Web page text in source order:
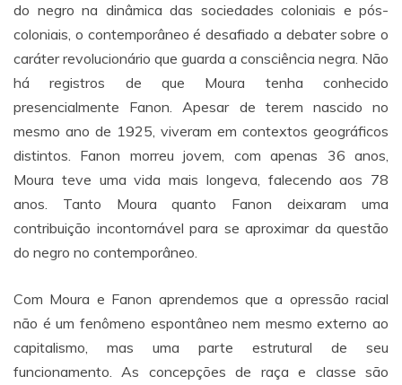
do negro na dinâmica das sociedades coloniais e pós-
coloniais, o contemporâneo é desafiado a debater sobre o
caráter revolucionário que guarda a consciência negra. Não
há registros de que Moura tenha conhecido
presencialmente Fanon. Apesar de terem nascido no
mesmo ano de 1925, viveram em contextos geográficos
distintos. Fanon morreu jovem, com apenas 36 anos,
Moura teve uma vida mais longeva, falecendo aos 78
anos. Tanto Moura quanto Fanon deixaram uma
contribuição incontornável para se aproximar da questão
do negro no contemporâneo.
Com Moura e Fanon aprendemos que a opressão racial
não é um fenômeno espontâneo nem mesmo externo ao
capitalismo, mas uma parte estrutural de seu
funcionamento. As concepções de raça e classe são